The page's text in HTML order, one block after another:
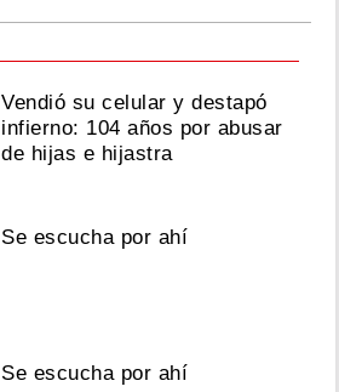
Vendió su celular y destapó
infierno: 104 años por abusar
de hijas e hijastra
Se escucha por ahí
Se escucha por ahí